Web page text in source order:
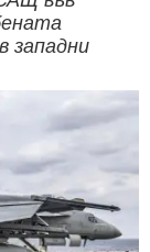
западни